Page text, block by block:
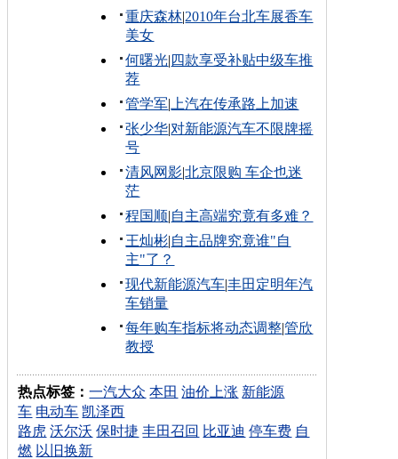
重庆森林|2010年台北车展香车
美女
何曙光| 四款享受补贴中级车推
荐
管学军| 上汽在传承路上加速
张少华|对新能源汽车不限牌摇
号
清风网影|北京限购 车企也迷
茫
程国顺|自主高端究竟有多难？
王灿彬|自主品牌究竟谁"自
主"了？
现代新能源汽车|丰田定明年汽
车销量
每年购车指标将动态调整|管欣
教授
热点标签：一汽大众 本田 油价上涨 新能源
车 电动车 凯泽西
路虎 沃尔沃 保时捷 丰田召回 比亚迪 停车费 自
燃 以旧换新